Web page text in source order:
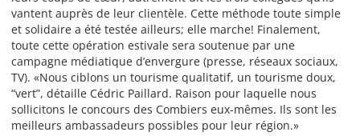
vantent auprès de leur clientèle. Cette méthode toute simple
et solidaire a été testée ailleurs; elle marche! Finalement,
toute cette opération estivale sera soutenue par une
campagne médiatique d’envergure (presse, réseaux sociaux,
TV). «Nous ciblons un tourisme qualitatif, un tourisme doux,
“vert”, détaille Cédric Paillard. Raison pour laquelle nous
sollicitons le concours des Combiers eux-mêmes. Ils sont les
meilleurs ambassadeurs possibles pour leur région.»